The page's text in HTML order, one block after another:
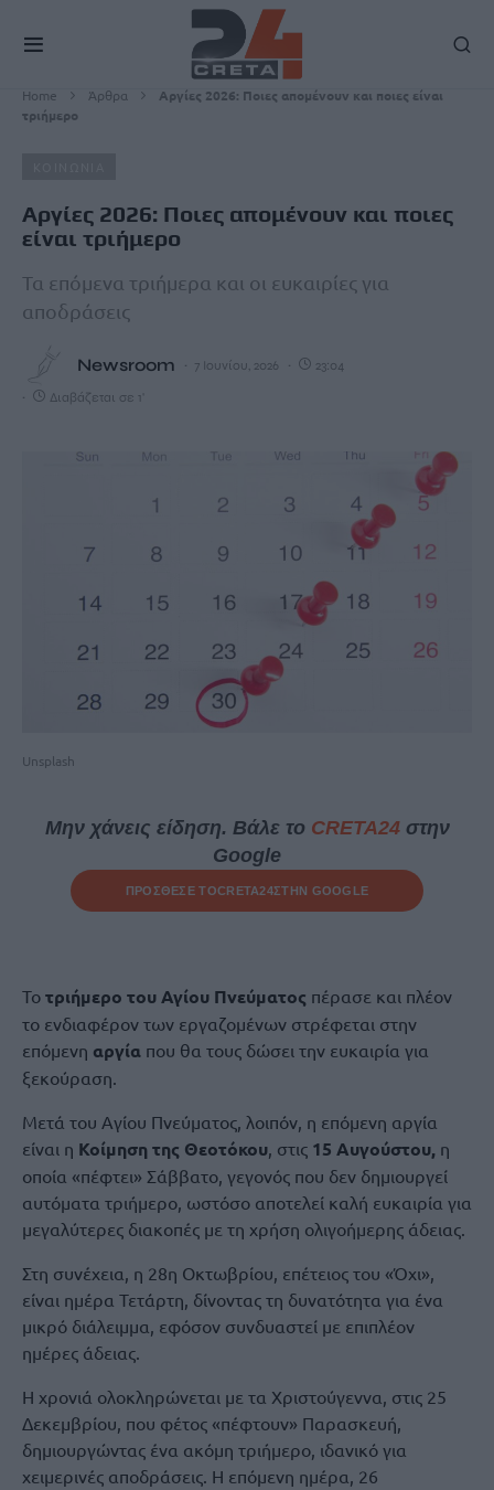
Home Άρθρα
Αργίες 2026: Ποιες απομένουν και ποιες είναι
τριήμερο
Αργίες 2026: Ποιες απομένουν και ποιες
είναι τριήμερο
Τα επόμενα τριήμερα και οι ευκαιρίες για
αποδράσεις
Newsroom 7 Ιουνίου, 2026 23:04
Διαβάζεται σε 1'
Unsplash
Μην χάνεις είδηση. Βάλε το CRETA24στην
Google
ΠΡΟΣΘΕΣΕ ΤΟCRETA24ΣΤΗΝ GOOGLE
Το τριήμερο του Αγίου Πνεύματος πέρασε και πλέον
το ενδιαφέρον των εργαζομένων στρέφεται στην
επόμενη αργία που θα τους δώσει την ευκαιρία για
ξεκούραση.
Μετά του Αγίου Πνεύματος, λοιπόν, η επόμενη αργία
είναι η Κοίμηση της Θεοτόκου, στις 15 Αυγούστου, η
οποία «πέφτει» Σάββατο, γεγονός που δεν δημιουργεί
αυτόματα τριήμερο, ωστόσο αποτελεί καλή ευκαιρία για
μεγαλύτερες διακοπές με τη χρήση ολιγοήμερης άδειας.
Στη συνέχεια, η 28η Οκτωβρίου, επέτειος του «Όχι»,
είναι ημέρα Τετάρτη, δίνοντας τη δυνατότητα για ένα
μικρό διάλειμμα, εφόσον συνδυαστεί με επιπλέον
ημέρες άδειας.
Η χρονιά ολοκληρώνεται με τα Χριστούγεννα, στις 25
Δεκεμβρίου, που φέτος «πέφτουν» Παρασκευή,
δημιουργώντας ένα ακόμη τριήμερο, ιδανικό για
χειμερινές αποδράσεις. Η επόμενη ημέρα, 26